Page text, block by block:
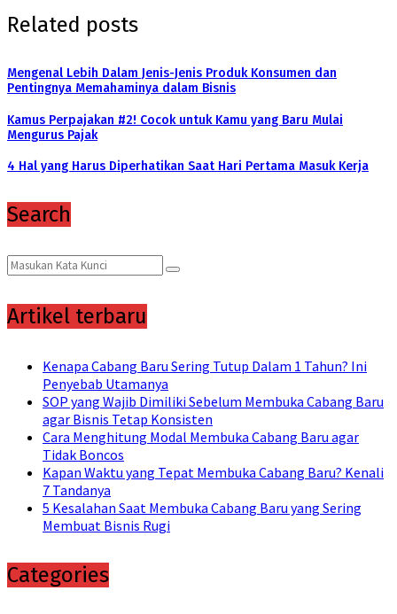
Related posts
Mengenal Lebih Dalam Jenis-Jenis Produk Konsumen dan
Pentingnya Memahaminya dalam Bisnis
Kamus Perpajakan #2! Cocok untuk Kamu yang Baru Mulai
Mengurus Pajak
4 Hal yang Harus Diperhatikan Saat Hari Pertama Masuk Kerja
Search
Search
for:
Search
Artikel terbaru
Kenapa Cabang Baru Sering Tutup Dalam 1 Tahun? Ini
Penyebab Utamanya
SOP yang Wajib Dimiliki Sebelum Membuka Cabang Baru
agar Bisnis Tetap Konsisten
Cara Menghitung Modal Membuka Cabang Baru agar
Tidak Boncos
Kapan Waktu yang Tepat Membuka Cabang Baru? Kenali
7 Tandanya
5 Kesalahan Saat Membuka Cabang Baru yang Sering
Membuat Bisnis Rugi
Categories